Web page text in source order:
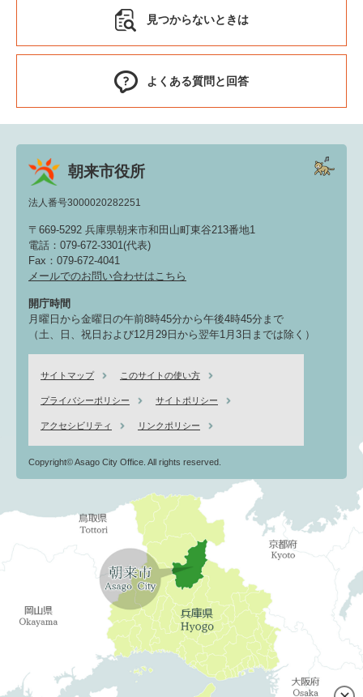
見つからないときは
よくある質問と回答
朝来市役所
法人番号3000020282251
〒669-5292 兵庫県朝来市和田山町東谷213番地1
電話：079-672-3301(代表)
Fax：079-672-4041
メールでのお問い合わせはこちら
開庁時間
月曜日から金曜日の午前8時45分から午後4時45分まで
（土、日、祝日および12月29日から翌年1月3日までは除く）
サイトマップ このサイトの使い方
プライバシーポリシー サイトポリシー
アクセシビリティ リンクポリシー
Copyright© Asago City Office. All rights reserved.